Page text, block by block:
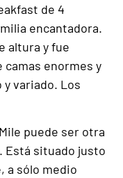
de 4
encantadora.
altura y fue
camas enormes y
variado. Los
puede ser otra
Está situado justo
a sólo medio